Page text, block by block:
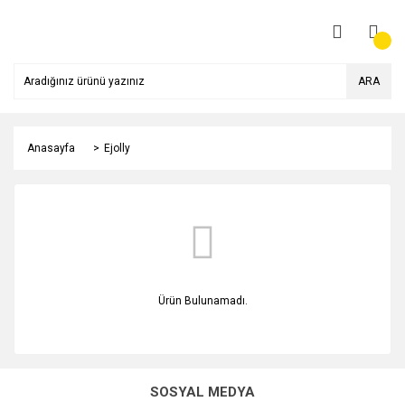
ARA
Anasayfa Ejolly
Ürün Bulunamadı.
SOSYAL MEDYA